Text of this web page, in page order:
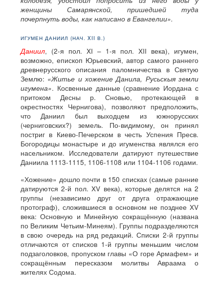
женщины Самарянской, пришедшей туда
почерпнуть воды, как написано в Евангелии».
ИГУМЕН ДАНИИЛ (НАЧ. XII В.)
Даниил, (2-я пол. XI – 1-я пол. XII века), игумен,
возможно, епископ Юрьевский, автор самого раннего
древнерусского описания паломничества в Святую
Землю: «Житье и хожение Данила, Русьскыя земли
игумена». Косвенные данные (сравнение Иордана с
притоком Десны р. Сновью, протекающей в
окрестностях Чернигова), позволяют предположить,
что Даниил был выходцем из южнорусских
(черниговских?) земель. По-видимому, он принял
постриг в Киево-Печерском в честь Успения Пресв.
Богородицы монастыре и до игуменства являлся его
насельником. Исследователи датируют путешествие
Даниила 1113-1115, 1106-1108 или 1104-1106 годами.
«Хожение» дошло почти в 150 списках (самые ранние
датируются 2-й пол. XV века), которые делятся на 2
группы (независимо друг от друга отражающие
протограф), сложившиеся в основном не позднее XV
века: Основную и Минейную сокращённую (названа
по Великим Четьим-Минеям). Группы подразделяются
в свою очередь на ряд редакций. Списки 2-й группы
отличаются от списков 1-й группы меньшим числом
подзаголовков, пропуском главы «О горе Армафем» и
сокращённым пересказом молитвы Авраама о
жителях Содома.